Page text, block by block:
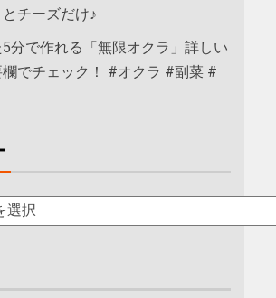
チーズだけ♪
分で作れる「無限オクラ」詳しい
欄でチェック！ #オクラ #副菜 #